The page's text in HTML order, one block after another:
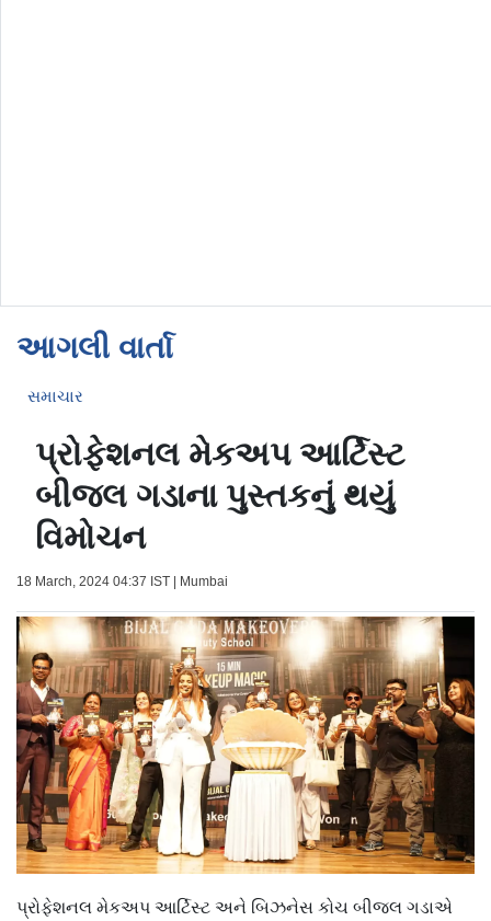
આગલી વાર્તા
સમાચાર
પ્રોફેશનલ મેકઅપ આર્ટિસ્ટ
બીજલ ગડાના પુસ્તકનું થયું
વિમોચન
18 March, 2024 04:37 IST | Mumbai
પ્રોફેશનલ મેકઅપ આર્ટિસ્ટ અને બિઝનેસ કોચ બીજલ ગડાએ